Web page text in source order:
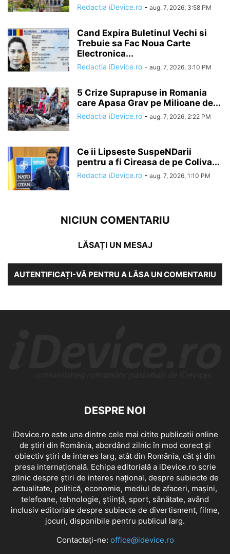
Redactia iDevice.ro - aug. 7, 2026, 3:58 PM
Cand Expira Buletinul Vechi si
Trebuie sa Fac Noua Carte
Electronica...
Redactia iDevice.ro - aug. 7, 2026, 3:10 PM
5 Crize Suprapuse in Romania
care Apasa Grav pe Milioane de...
Redactia iDevice.ro - aug. 7, 2026, 2:22 PM
Ce ii Lipseste SuspeNDarii
pentru a fi Cireasa de pe Coliva...
Redactia iDevice.ro - aug. 7, 2026, 1:10 PM
NICIUN COMENTARIU
LĂSAȚI UN MESAJ
AUTENTIFICAȚI-VĂ PENTRU A LĂSA UN COMENTARIU
DESPRE NOI
iDevice.ro este una dintre cele mai citite publicatii online
de știri din România, abordând zilnic în mod corect și
obiectiv știri de interes larg, atât din România, cât și din
presa internațională. Echipa editorială a iDevice.ro scrie
zilnic despre știri de interes național, despre subiecte de
actualitate, politică, economie, mediul de afaceri, mașini,
telefoane, tehnologie, știință, sport, sănătate, având
inclusiv editoriale despre subiecte de divertisment, filme,
jocuri, disponibile pentru publicul larg.
Contactați-ne: office@idevice.ro